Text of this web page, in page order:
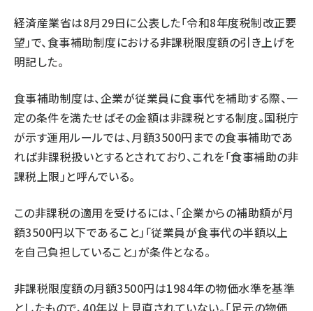
経済産業省は8月29日に公表した「令和8年度税制改正要
望」で、食事補助制度における非課税限度額の引き上げを
明記した。
食事補助制度は、企業が従業員に食事代を補助する際、一
定の条件を満たせばその金額は非課税とする制度。国税庁
が示す運用ルールでは、月額3500円までの食事補助であ
れば非課税扱いとするとされており、これを「食事補助の非
課税上限」と呼んでいる。
この非課税の適用を受けるには、「企業からの補助額が月
額3500円以下であること」「従業員が食事代の半額以上
を自己負担していること」が条件となる。
非課税限度額の月額3500円は1984年の物価水準を基準
としたもので、40年以上見直されていない。「足元の物価
参加